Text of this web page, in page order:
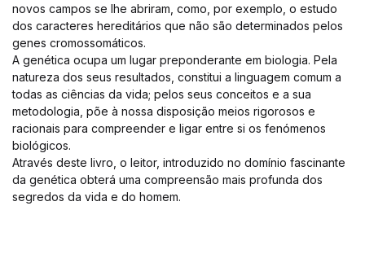
novos campos se lhe abriram, como, por exemplo, o estudo
dos caracteres hereditários que não são determinados pelos
genes cromossomáticos.
A genética ocupa um lugar preponderante em biologia. Pela
natureza dos seus resultados, constitui a linguagem comum a
todas as ciências da vida; pelos seus conceitos e a sua
metodologia, põe à nossa disposição meios rigorosos e
racionais para compreender e ligar entre si os fenómenos
biológicos.
Através deste livro, o leitor, introduzido no domínio fascinante
da genética obterá uma compreensão mais profunda dos
segredos da vida e do homem.